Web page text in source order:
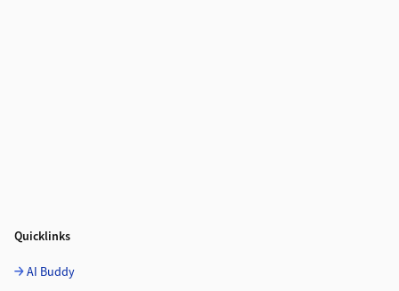
Quicklinks
AI Buddy